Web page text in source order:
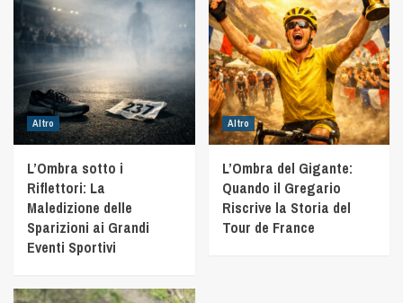
Altro
L’Ombra sotto i
Riflettori: La
Maledizione delle
Sparizioni ai Grandi
Eventi Sportivi
Altro
L’Ombra del Gigante:
Quando il Gregario
Riscrive la Storia del
Tour de France